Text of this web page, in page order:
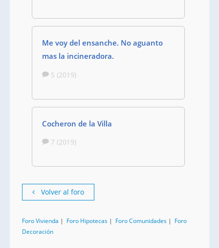
Me voy del ensanche. No aguanto
mas la incineradora.
5 (2019)
Cocheron de la Villa
7 (2019)
Volver al foro
Foro Vivienda | Foro Hipotecas | Foro Comunidades | Foro
Decoración